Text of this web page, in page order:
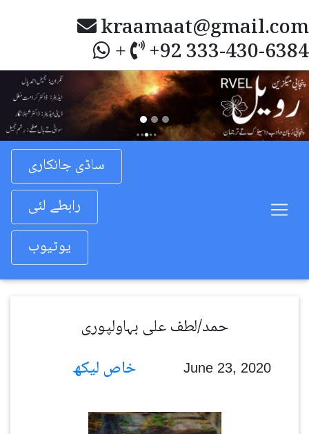
kraamaat@gmail.com
+ +92 333-430-6384
Previous
ساڈی جانکاری
رابطے لئی
یوٹیوب
حمد/لطف علی بہاولپوری
June 23, 2020